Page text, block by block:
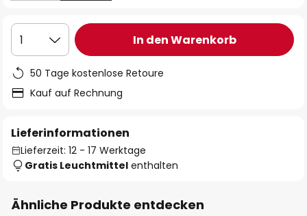
1 In den Warenkorb
50 Tage kostenlose Retoure
Kauf auf Rechnung
Lieferinformationen
Lieferzeit: 12 - 17 Werktage
Gratis Leuchtmittel enthalten
Ähnliche Produkte entdecken